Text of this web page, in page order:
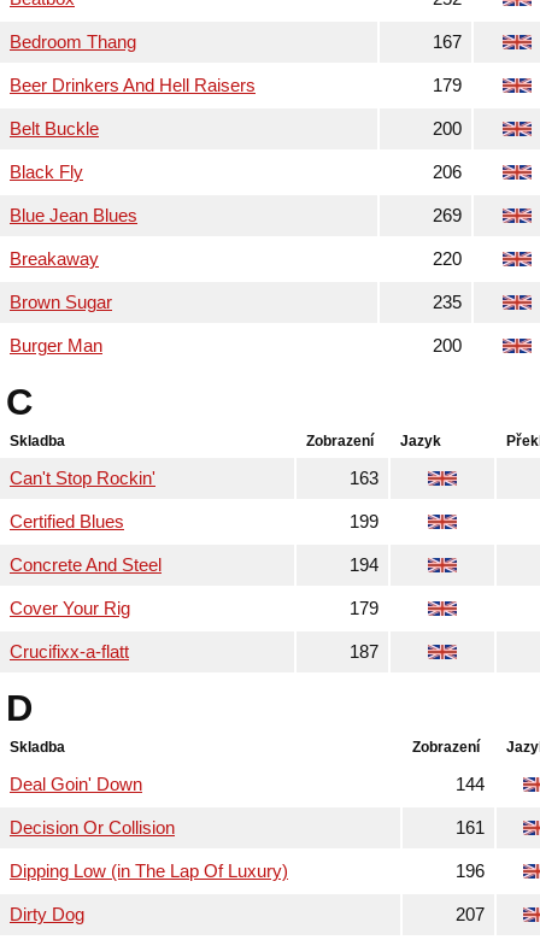
Bedroom Thang 167
Beer Drinkers And Hell Raisers 179
Belt Buckle 200
Black Fly 206
Blue Jean Blues 269
Breakaway 220
Brown Sugar 235
Burger Man 200
C
Skladba Zobrazení Jazyk
Can't Stop Rockin' 163
Certified Blues 199
Concrete And Steel 194
Cover Your Rig 179
Crucifixx-a-flatt 187
D
Skladba Zobrazení
Deal Goin' Down 144
Decision Or Collision 161
Dipping Low (in The Lap Of Luxury) 196
Dirty Dog 207